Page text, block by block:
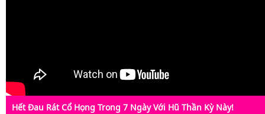
Hết Đau Rát Cổ Họng Trong 7 Ngày Với Hũ Thần Kỳ Này!